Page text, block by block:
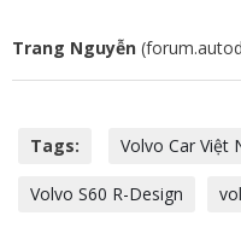
Trang Nguyễn
Tags: Volvo Car Việt
Volvo S60 R-Design